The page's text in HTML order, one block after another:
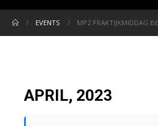
EVENTS MP2 PRAKTIJKMIDDAG
APRIL, 2023